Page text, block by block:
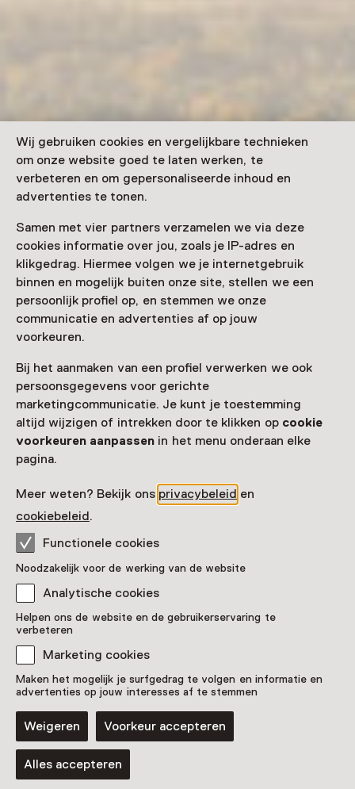
Wij gebruiken cookies en vergelijkbare technieken
om onze website goed te laten werken, te
verbeteren en om gepersonaliseerde inhoud en
advertenties te tonen.
Samen met vier partners verzamelen we via deze
cookies informatie over jou, zoals je IP-adres en
klikgedrag. Hiermee volgen we je internetgebruik
binnen en mogelijk buiten onze site, stellen we een
persoonlijk profiel op, en stemmen we onze
communicatie en advertenties af op jouw
voorkeuren.
Bij het aanmaken van een profiel verwerken we ook
persoonsgegevens voor gerichte
marketingcommunicatie. Je kunt je toestemming
altijd wijzigen of intrekken door te klikken op cookie
voorkeuren aanpassen in het menu onderaan elke
pagina.
Meer weten? Bekijk ons privacybeleid en
cookiebeleid.
Functionele cookies
Noodzakelijk voor de werking van de website
Analytische cookies
Helpen ons de website en de gebruikerservaring te
verbeteren
Marketing cookies
Maken het mogelijk je surfgedrag te volgen en informatie en
advertenties op jouw interesses af te stemmen
Weigeren Voorkeur accepteren
Alles accepteren